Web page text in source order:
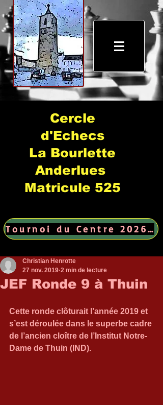
Cercle
d'Echecs
La Bourlette
Anderlues
Matricule 525
Tournoi du Centre 2026 →
JEF Ronde 9 à Thuin
Christian Henrotte
27 nov. 2019 2 min de lecture
Cette ronde clôturait l’année 2019 et
s’est déroulée dans le superbe cadre
de l’ancien cloître de l’Institut Notre-
Dame de Thuin (IND).